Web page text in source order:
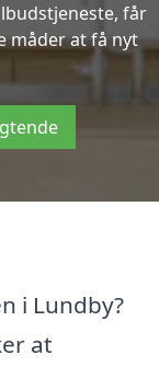
får
måder at få nyt
i Lundby?
at